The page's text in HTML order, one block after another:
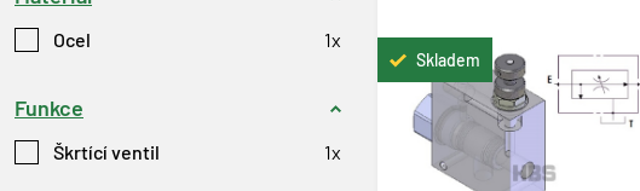
Ocel 1x
Funkce
Škrtící ventil 1x
Skladem